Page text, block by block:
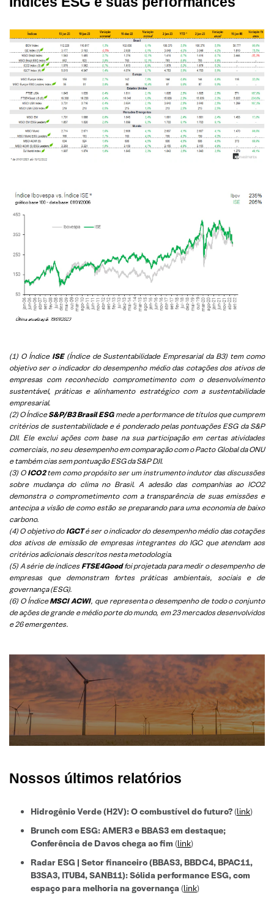
(1) O Índice ISE(Índice de Sustentabilidade Empresarial da B3) tem como
objetivo ser o indicador do desempenho médio das cotações dos ativos de
empresas com reconhecido comprometimento com o desenvolvimento
sustentável, práticas e alinhamento estratégico com a sustentabilidade
empresarial.
(2) O ÍndiceS&P/B3 Brasil ESGmede a performance de títulos que cumprem
critérios de sustentabilidade e é ponderado pelas pontuações ESG da S&P
DJI. Ele exclui ações com base na sua participação em certas atividades
comerciais, no seu desempenho em comparação com o Pacto Global da ONU
e também cias sem pontuação ESG da S&P DJI.
(3) O ICO2tem como propósito ser um instrumento indutor das discussões
sobre mudança do clima no Brasil. A adesão das companhias ao ICO2
demonstra o comprometimento com a transparência de suas emissões e
antecipa a visão de como estão se preparando para uma economia de baixo
carbono.
(4) O objetivo do IGCTé ser o indicador do desempenho médio das cotações
dos ativos de emissão de empresas integrantes do IGC que atendam aos
critérios adicionais descritos nesta metodologia.
(5) A série de índices FTSE4Goodfoi projetada para medir o desempenho de
empresas que demonstram fortes práticas ambientais, sociais e de
governança (ESG).
(6) O ÍndiceMSCI ACWI, que representa o desempenho de todo o conjunto
de ações de grande e médio porte do mundo, em 23 mercados desenvolvidos
e 26 emergentes.
Nossos últimos relatórios
Hidrogênio Verde (H2V): O combustível do futuro?(link)
Brunch com ESG: AMER3 e BBAS3 em destaque;
Conferência de Davos chega ao fim(link)
Radar ESG | Setor financeiro (BBAS3, BBDC4, BPAC11,
B3SA3, ITUB4, SANB11): Sólida performance ESG, com
espaço para melhoria na governança(link)